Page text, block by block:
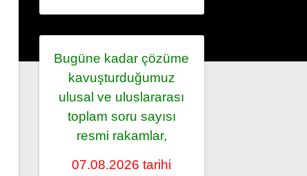
Bugüne kadar çözüme
kavuşturduğumuz
ulusal ve uluslararası
toplam soru sayısı
resmi rakamlar,
07.08.2026 tarihi